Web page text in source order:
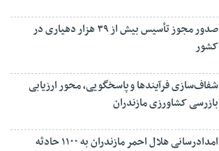
صدور مجوز تأسیس بیش از ۳۹ هزار دهیاری در
کشور
شفاف‌سازی فرآیند‌ها و پاسخگویی، محور ارزیابی
بازرسی کشاورزی مازندران
امدادرسانی هلال احمر مازندران به ۱۱۰۰ حادثه